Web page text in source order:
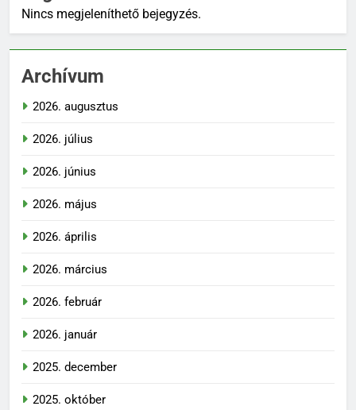
Nincs megjeleníthető bejegyzés.
Archívum
2026. augusztus
2026. július
2026. június
2026. május
2026. április
2026. március
2026. február
2026. január
2025. december
2025. október